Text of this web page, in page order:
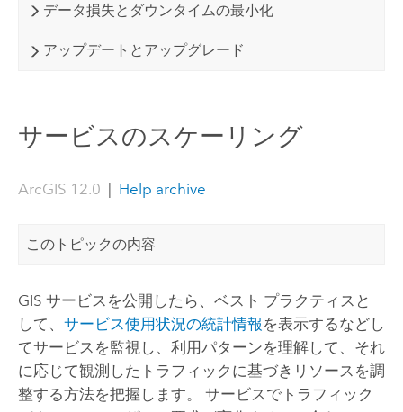
データ損失とダウンタイムの最小化
アップデートとアップグレード
サービスのスケーリング
ArcGIS 12.0 Help archive
このトピックの内容
GIS サービスを公開したら、ベスト プラクティスと
して、 サービス使用状況の統計情報 を表示するなどし
てサービスを監視し、利用パターンを理解して、それ
に応じて観測したトラフィックに基づきリソースを調
整する方法を把握します。 サービスでトラフィック